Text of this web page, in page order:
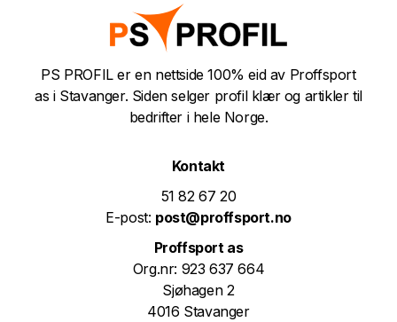
PS PROFIL er en nettside 100% eid av Proffsport
as i Stavanger. Siden selger profil klær og artikler til
bedrifter i hele Norge.
Kontakt
51 82 67 20
E-post: post@proffsport.no
Proffsport as
Org.nr: 923 637 664
Sjøhagen 2
4016 Stavanger